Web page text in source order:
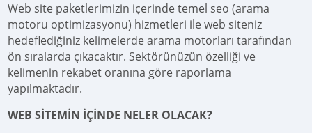
Web site paketlerimizin içerinde temel seo (arama
motoru optimizasyonu) hizmetleri ile web siteniz
hedeflediğiniz kelimelerde arama motorları tarafından
ön sıralarda çıkacaktır. Sektörünüzün özelliği ve
kelimenin rekabet oranına göre raporlama
yapılmaktadır.
WEB SİTEMİN İÇİNDE NELER OLACAK?